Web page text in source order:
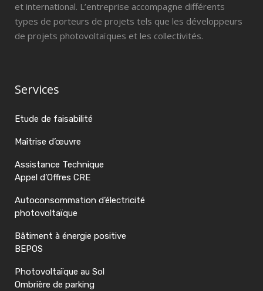
et international. L’entreprise accompagne différents
types de porteurs de projets tels que les développeurs
de projets photovoltaïques et les collectivités.
Services
Etude de faisabilité
Maîtrise d’œuvre
Assistance Technique
Appel d’Offres CRE
Autoconsommation d’électricité
photovoltaïque
Bâtiment à énergie positive
BEPOS
Photovoltaïque au Sol
Ombrière de parking